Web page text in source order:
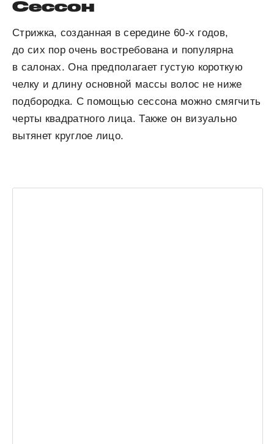
Сессон
Стрижка, созданная в середине 60-х годов,
до сих пор очень востребована и популярна
в салонах. Она предполагает густую короткую
челку и длину основной массы волос не ниже
подбородка. С помощью сессона можно смягчить
черты квадратного лица. Также он визуально
вытянет круглое лицо.